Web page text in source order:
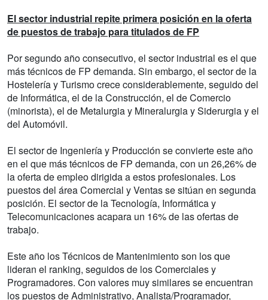
El sector industrial repite primera posición en la oferta
de puestos de trabajo para titulados de FP
Por segundo año consecutivo, el sector industrial es el que
más técnicos de FP demanda. Sin embargo, el sector de la
Hostelería y Turismo crece considerablemente, seguido del
de Informática, el de la Construcción, el de Comercio
(minorista), el de Metalurgia y Mineralurgia y Siderurgia y el
del Automóvil.
El sector de Ingeniería y Producción se convierte este año
en el que más técnicos de FP demanda, con un 26,26% de
la oferta de empleo dirigida a estos profesionales. Los
puestos del área Comercial y Ventas se sitúan en segunda
posición. El sector de la Tecnología, Informática y
Telecomunicaciones acapara un 16% de las ofertas de
trabajo.
Este año los Técnicos de Mantenimiento son los que
lideran el ranking, seguidos de los Comerciales y
Programadores. Con valores muy similares se encuentran
los puestos de Administrativo, Analista/Programador,